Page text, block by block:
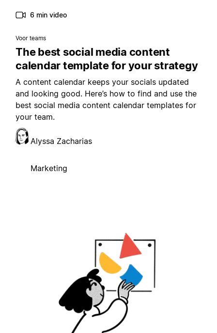
6 min video
Voor teams
The best social media content
calendar template for your strategy
A content calendar keeps your socials updated
and looking good. Here’s how to find and use the
best social media content calendar templates for
your team.
Alyssa Zacharias
Marketing